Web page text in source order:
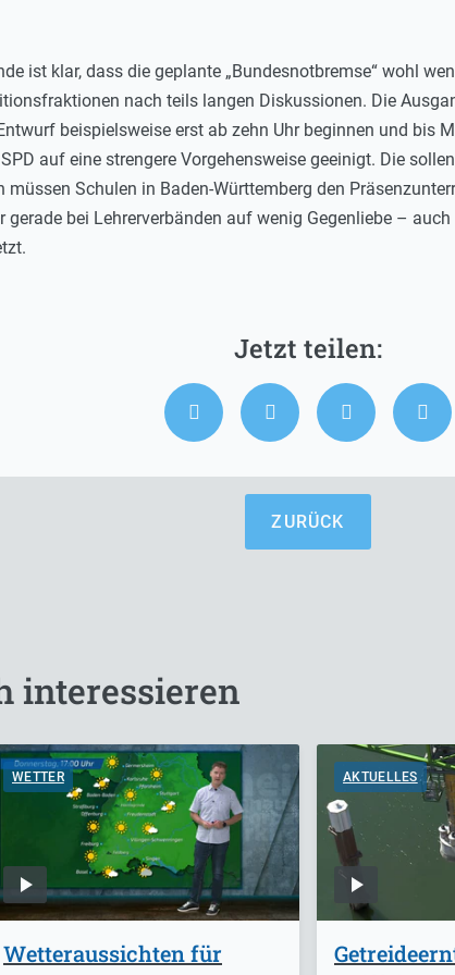
ist klar, dass die geplante „Bundesnotbremse“ wohl
nach teils langen Diskussionen. Die
beispielsweise erst ab zehn Uhr beginnen und bis
auf eine strengere Vorgehensweise geeinigt. Die
müssen Schulen in Baden-Württemberg den
bei Lehrerverbänden auf wenig Gegenliebe –
ZURÜCK
interessieren
WETTER
Wetteraussichten für
AKTUELLES